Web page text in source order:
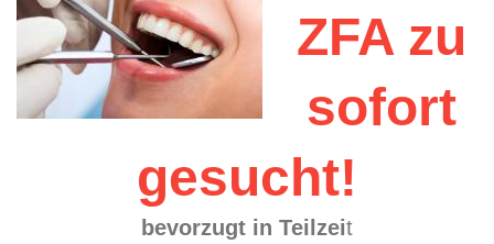
ZFA zu
sofort
gesucht!
bevorzugt in Teilzeit